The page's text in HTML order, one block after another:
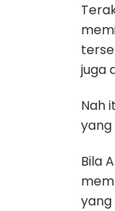
juga
Nah
Bila
yang